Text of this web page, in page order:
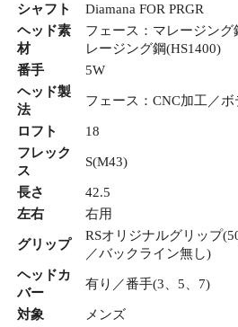
シャフト
Diamana FOR PRGR
ヘッド素
材
フェース：マレージン
レージング鋼(HS1400)
番手
5W
ヘッド製
法
フェース：CNC加工／
ロフト
18
フレック
ス
S(M43)
長さ
42.5
左右
右用
グリップ
RSオリジナルグリップ
／バックライン無し)
ヘッドカ
バー
有り／番手(3、5、7)
対象 メンズ